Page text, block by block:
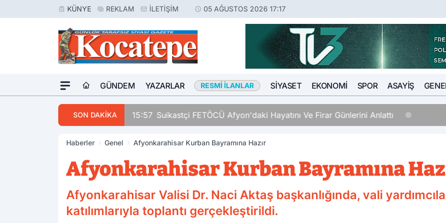
KÜNYE REKLAM İLETIŞIM 05 AĞUSTOS 2026 17:17
GÜNDEM YAZARLAR RESMI İLANLAR SIYASET EKONOMI SPOR ASAYIŞ
SON DAKİKA 15:57 Suikastçi FETÖCÜ Afyon'daki Hayatını Ve Firar Günlerini Anlattı
Haberler Genel Afyonkarahisar Kurban Bayramına Hazır
Afyonkarahisar Kurban Bayramına
Afyonkarahisar Valisi Dr. Naci Aktaş başkanlığında, vali
katılımlarıyla toplantı gerçekleştirildi.